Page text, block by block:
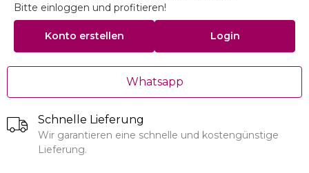
Bitte einloggen und profitieren!
Konto erstellen Login
Whatsapp
Schnelle Lieferung
Wir garantieren eine schnelle und kostengünstige
Lieferung.